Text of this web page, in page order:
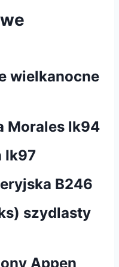
wielkanocne
Morales lk94
Ik97
B246
szydlasty
Appen